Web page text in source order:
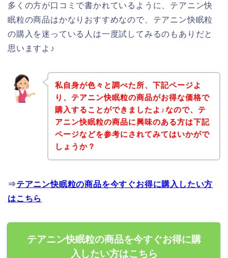
多くの方が口コミで書かれているように、テアニン快
眠粒の商品はかなりおすすめなので、テアニン快眠粒
の購入を迷っている人は一度試してみるのもありだと
思いますよ♪
私自身が色々と調べた所、下記ページよ
り、テアニン快眠粒の商品がお得な価格で
購入することができましたよ♪なので、テ
アニン快眠粒の商品に興味のある方は下記
ページなどを参考にされてみてはいかがで
しょうか？
⇒テアニン快眠粒の商品を今すぐお得に購入したい方
はこちら
テアニン快眠粒の商品を今すぐお得に購
入したい方はこちら